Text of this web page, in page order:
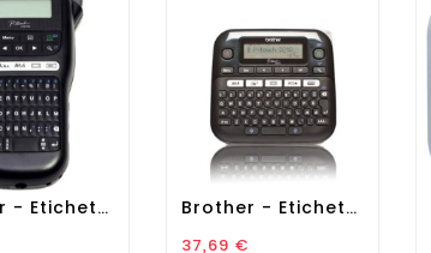
Brother - Etichettatrice -... Brother - Etichettatrice -...
Prezzo
37,69 €